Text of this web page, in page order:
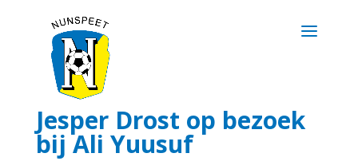
Jesper Drost op bezoek
bij Ali Yuusuf